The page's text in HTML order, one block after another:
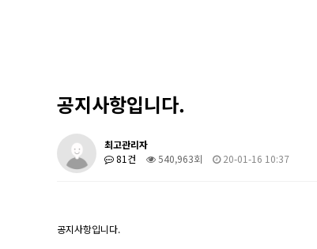
공지사항입니다.
최고관리자
81건
540,963회 20-01-16 10:37
공지사항입니다.